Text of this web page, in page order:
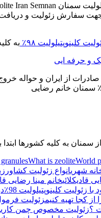
سفارش زئولیت و دریافت
کلینوپتیلولیت ۹۸٪ به
و حرفه ایی
What is zeoliteWorld
شهریانواع زئولیت
قادیکلائیخانم مینا رضایی
کلینوپتیلولیت 98٪
از کجا تهیه کنیمزئولیت
؟زئولیت مخصوص چمن کاری